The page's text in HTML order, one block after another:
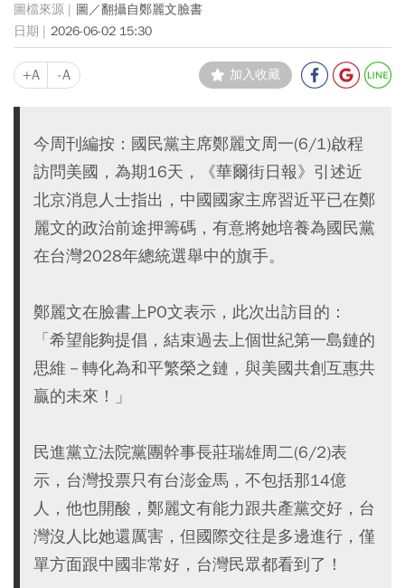
圖／翻攝自鄭麗文臉書
2026-06-02 15:30
+A -A 加入收藏
今周刊編按：國民黨主席鄭麗文周一(6/1)啟程
訪問美國，為期16天，《華爾街日報》引述近
北京消息人士指出，中國國家主席習近平已在鄭
麗文的政治前途押籌碼，有意將她培養為國民黨
在台灣2028年總統選舉中的旗手。
鄭麗文在臉書上PO文表示，此次出訪目的：
「希望能夠提倡，結束過去上個世紀第一島鏈的
思維－轉化為和平繁榮之鏈，與美國共創互惠共
贏的未來！」
民進黨立法院黨團幹事長莊瑞雄周二(6/2)表
示，台灣投票只有台澎金馬，不包括那14億
人，他也開酸，鄭麗文有能力跟共產黨交好，台
灣沒人比她還厲害，但國際交往是多邊進行，僅
單方面跟中國非常好，台灣民眾都看到了！